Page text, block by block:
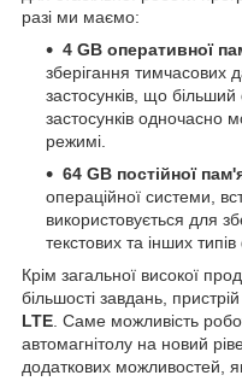
разі ми маємо:
4 GB оперативної
зберігання тимчасових
застосунків, що
застосунків
режимі.
64 GB постійної
операційної системи,
використовується для
текстових та інших
Крім загальної високої
більшості завдань,
LTE . Саме можливість
автомагнітолу на новий
додаткових можливостей,